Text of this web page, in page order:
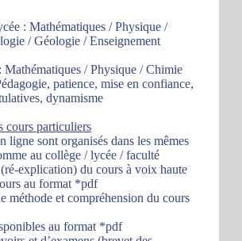
: Mathématiques / Physique /
/ Géologie / Enseignement
/ Physique / Chimie
patience, mise en confiance,
dynamisme
cours particuliers
ligne sont organisés dans les mêmes
au collège / lycée / faculté
explication) du cours à voix haute
au format *pdf
méthode et compréhension du cours
au format *pdf